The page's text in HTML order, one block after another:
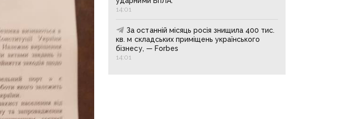
14:01
За останній місяць росія знищила 400 тис.
кв. м складських приміщень українського
бізнесу, — Forbes
14:01